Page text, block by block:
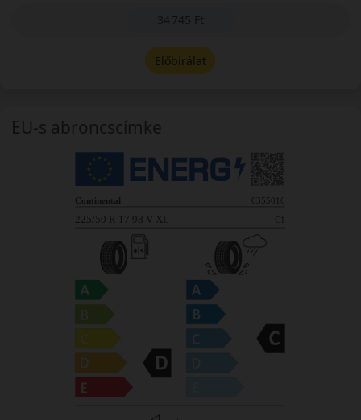
34 745 Ft
Előbírálat
EU-s abroncscímke